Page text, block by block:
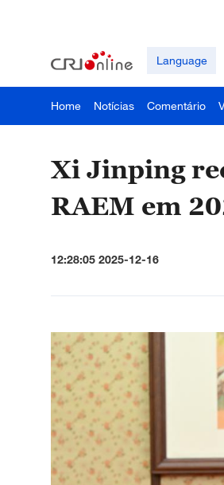
Language
Home Notícias Comentário
Xi Jinping
RAEM em
12:28:05 2025-12-16